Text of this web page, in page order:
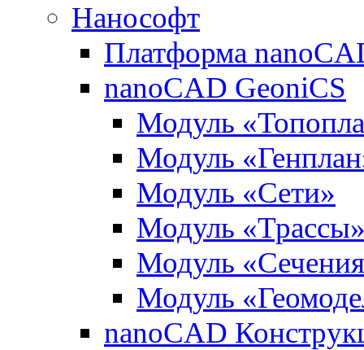
Нанософт
Платформа
nanoCAD GeoniCS
Модуль
Модуль
Модуль «Сети»
Модуль
Модуль
Модуль
nanoCAD